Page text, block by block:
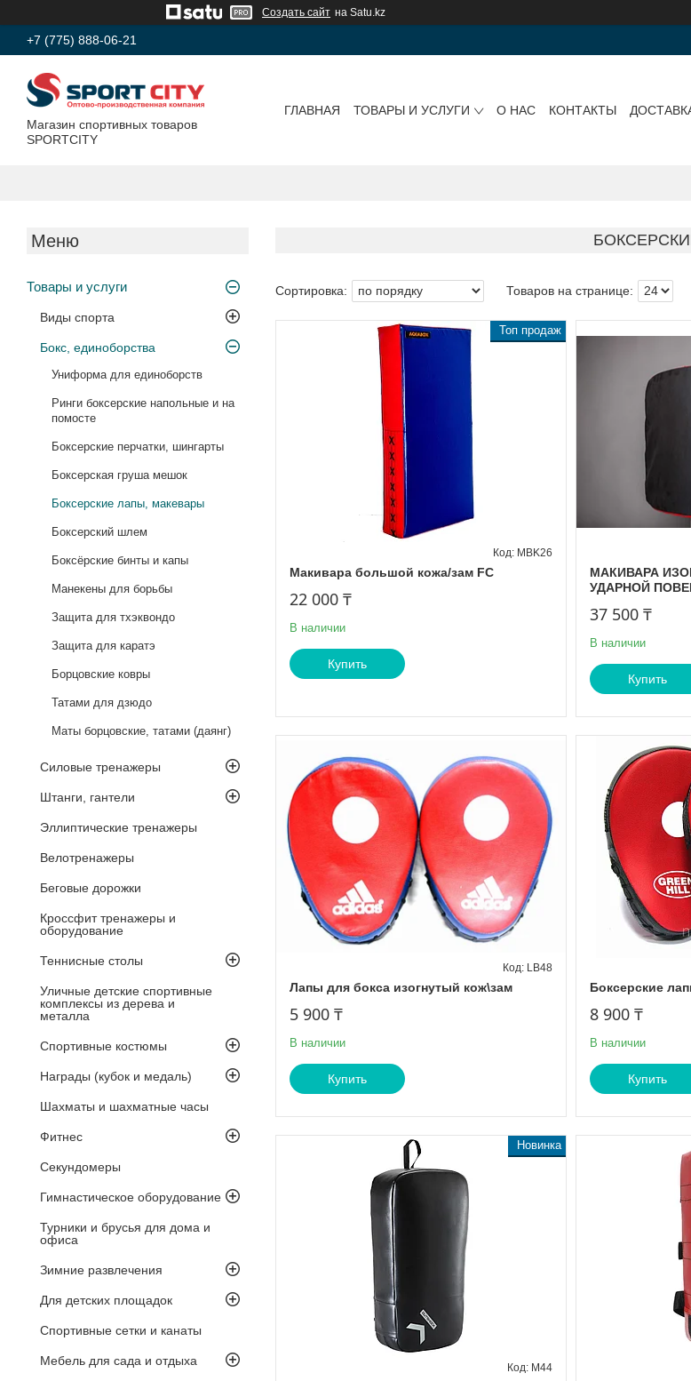
Создать сайт на Satu.kz
+7 (775) 888-06-21
Магазин спортивных товаров
SPORTCITY
ГЛАВНАЯ ТОВАРЫ И УСЛУГИ О НАС КОНТАКТЫ
Товары и услуги
Виды спорта
Бокс, единоборства
Униформа для единоборств
Ринги боксерские напольные и на
помосте
Боксерские перчатки, шингарты
Боксерская груша мешок
Боксерские лапы, макевары
Боксерский шлем
Боксёрские бинты и капы
Манекены для борьбы
Защита для тхэквондо
Защита для каратэ
Борцовские ковры
Татами для дзюдо
Маты борцовские, татами (даянг)
Силовые тренажеры
Штанги, гантели
Эллиптические тренажеры
Велотренажеры
Беговые дорожки
Кроссфит тренажеры и
оборудование
Теннисные столы
Уличные детские спортивные
комплексы из дерева и
металла
Спортивные костюмы
Награды (кубок и медаль)
Шахматы и шахматные часы
Фитнес
Секундомеры
Гимнастическое оборудование
Турники и брусья для дома и
офиса
Зимние развлечения
Для детских площадок
Спортивные сетки и канаты
Мебель для сада и отдыха
Топ продаж
Макивара большой кожа/зам FC
MBK26
22 000 ₸
В наличии
Купить
МАКИВАРА
УДАРНОЙ
37 500 ₸
В наличии
Купить
Лапы для бокса изогнутый кож\зам
LB48
5 900 ₸
В наличии
Купить
Боксерские
8 900 ₸
В наличии
Купить
Новинка
M44